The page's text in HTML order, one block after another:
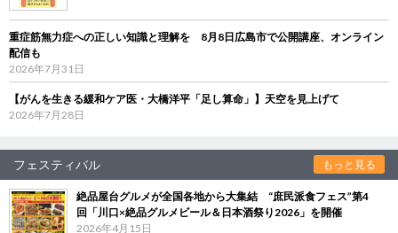
重症筋無力症への正しい知識と理解を 8月8日広島市で公開講座、オンライン
配信も
2026年7月31日
【がんを生きる緩和ケア医・大橋洋平「足し算命」】天空を見上げて
2026年7月28日
フェスティバル もっと見る
絶品屋台グルメが全国各地から大集結 “庶民派食フェス”第4
回「川口×絶品グルメビール＆日本酒祭り2026」を開催
2026年4月15日